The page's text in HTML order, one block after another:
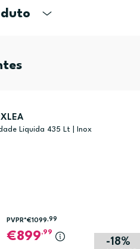
Liquida 435 Lt | Inox
-18%
PVPR*€1099,99
899,99